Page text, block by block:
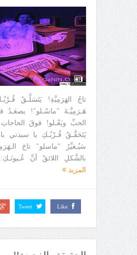
تاجُ الهَرَمِيَّةِ! يَتَسَلَّـقُ
هَـرَمِيَّـةَ "ماسْـلو"! يصعَـدُ
الحبِّ ويَعْـلو! فوقَ الحاجاتِ
يَتَحَقَّـقُ قُـرْبُـكِ يا سيدتي
سَيُـغيِّرُ "ماسلو" تاجَ
بالشَّكلِ اللائقْ أنَّ
المزيد
Like
Tweet